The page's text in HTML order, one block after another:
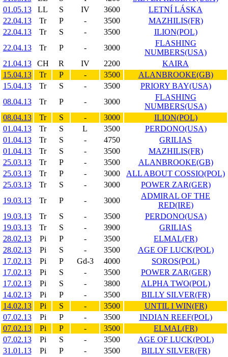
01.05.13
LL S IV 3600
LETNÍ LÁSKA
22.04.13
Tr P - 3500
MAZHILIS(FR)
22.04.13
Tr S - 3500
ILION(POL)
22.04.13
Tr P - 3000
FLASHING
NUMBERS(USA)
21.04.13
CH R IV 2200
KAIRA
15.04.13
Tr P - 3500
ALANBROOKE(GB)
15.04.13
Tr S - 3500
PRIORY BAY(USA)
08.04.13
Tr P - 3000
FLASHING
NUMBERS(USA)
08.04.13
Tr S - 3000
ILION(POL)
01.04.13
Tr S L 3500
PERDONO(USA)
01.04.13
Tr S - 4750
GRILIAS
01.04.13
Tr S - 3500
MAZHILIS(FR)
25.03.13
Tr P - 3500
ALANBROOKE(GB)
25.03.13
Tr P - 3000
ALL ABOUT COSSIO(POL)
25.03.13
Tr S - 3000
POWER ZAR(GER)
19.03.13
Tr P - 3000
ADMIRAL OF THE
RED(IRE)
19.03.13
Tr S - 3500
PERDONO(USA)
19.03.13
Tr S - 3900
GRILIAS
28.02.13
Pi P - 3500
ELMAL(FR)
28.02.13
Pi S - 3500
AGE OF LUCK(POL)
17.02.13
Pi P Gd-3 4000
SOROS(POL)
17.02.13
Pi S - 3500
POWER ZAR(GER)
17.02.13
Pi S - 3800
ALPHA TWO(POL)
14.02.13
Pi P - 3500
BILLY SILVER(FR)
14.02.13
Pi S - 3500
UNTIL I WIN(FR)
07.02.13
Pi P - 3500
INDIAN REEF(POL)
07.02.13
Pi P - 3500
ELMAL(FR)
07.02.13
Pi S - 3500
AGE OF LUCK(POL)
31.01.13
Pi P - 3500
BILLY SILVER(FR)